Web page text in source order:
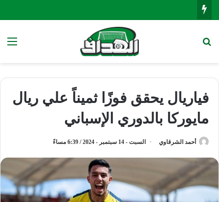
فياريال يحقق فوزًا ثميناً علي ريال
مايوركا بالدوري الإسباني
أحمد الشرقاوي السبت - 14 سبتمبر - 2024 / 6:39 مساءً